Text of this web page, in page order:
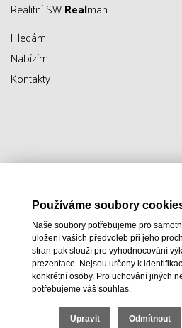
Realitní SWRealman
Hledám
Nabízím
Kontakty
Používáme soubory
Naše soubory potřebujeme pro
uložení vašich předvoleb při jeho
stran pak slouží pro vyhodnocování
prezentace. Nejsou určeny k
konkrétní osoby. Pro uchování jiných
potřebujeme váš souhlas.
Upravit Odmítnout